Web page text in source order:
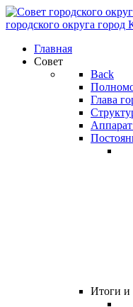
городского округа город
Главная
Совет
Back
Глава
Итоги и